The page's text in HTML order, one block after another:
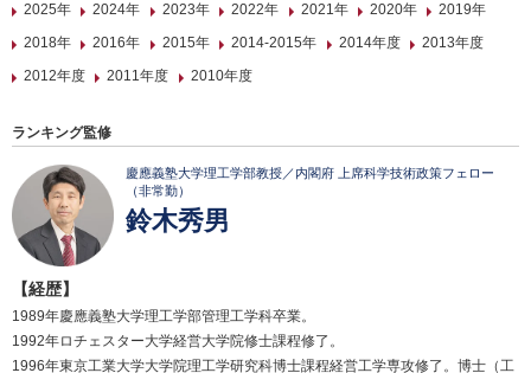
2025年
2024年 2023年 2022年 2021年 2020年
2019年
2018年
2016年 2015年 2014-2015年 2014年度
2013年度
2012年度
2011年度 2010年度
ランキング監修
慶應義塾大学理工学部教授／内閣府 上席科学技術政策フェロー
（非常勤）
鈴木秀男
【経歴】
1989年慶應義塾大学理工学部管理工学科卒業。
1992年ロチェスター大学経営大学院修士課程修了。
1996年東京工業大学大学院理工学研究科博士課程経営工学専攻修了。博士（工